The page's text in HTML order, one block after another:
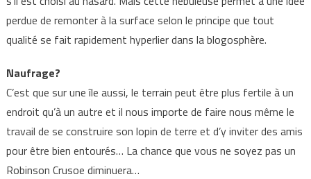
perdue de remonter à la surface selon le principe que tout
qualité se fait rapidement hyperlier dans la blogosphère.
Naufrage?
C’est que sur une île aussi, le terrain peut être plus fertile à un
endroit qu’à un autre et il nous importe de faire nous même le
travail de se construire son lopin de terre et d’y inviter des amis
pour être bien entourés… La chance que vous ne soyez pas un
Robinson Crusoe diminuera…